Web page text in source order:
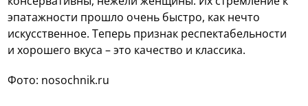
эпатажности прошло очень быстро, как нечто
искусственное. Теперь признак респектабельности
и хорошего вкуса – это качество и классика.
Фото: nosochnik.ru